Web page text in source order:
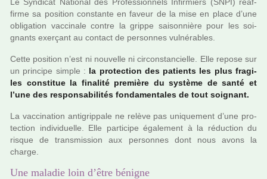
Le Syndicat National des Professionnels Infirmiers (SNPI) réaf­
firme sa posi­tion cons­tante en faveur de la mise en place d’une
obli­ga­tion vac­ci­nale contre la grippe sai­son­nière pour les soi­
gnants exer­çant au contact de per­son­nes vul­né­ra­bles.
Cette posi­tion n’est ni nou­velle ni cir­cons­tan­cielle. Elle repose sur
un prin­cipe simple : la pro­tec­tion des patients les plus fra­gi­
les cons­ti­tue la fina­lité pre­mière du sys­tème de santé et
l’une des res­pon­sa­bi­li­tés fon­da­men­ta­les de tout soi­gnant.
La vac­ci­na­tion anti­grip­pale ne relève pas uni­que­ment d’une pro­
tec­tion indi­vi­duelle. Elle par­ti­cipe également à la réduc­tion du
risque de trans­mis­sion aux per­son­nes dont nous avons la
charge.
Une maladie loin d’être bénigne